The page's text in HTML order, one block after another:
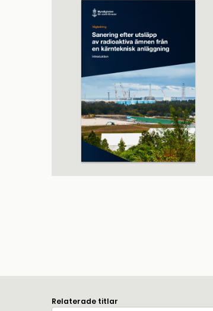
Relaterade titlar